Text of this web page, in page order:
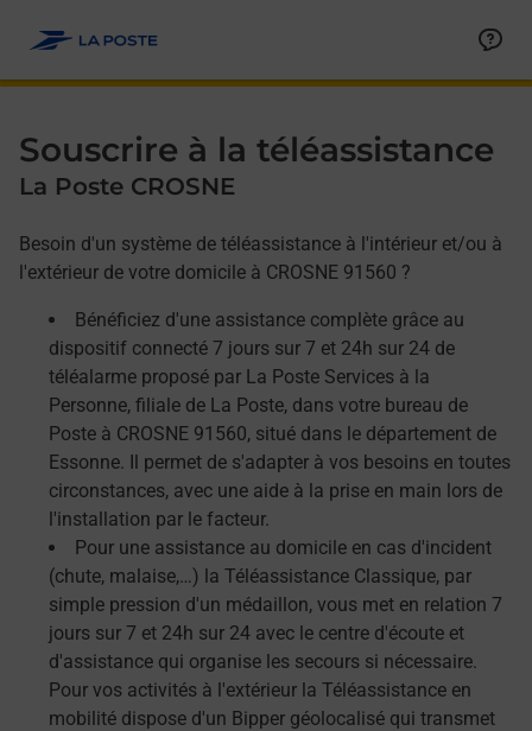
Souscrire à la téléassistance
La Poste CROSNE
Besoin d'un système de téléassistance à l'intérieur et/ou à
l'extérieur de votre domicile à CROSNE 91560 ?
Bénéficiez d'une assistance complète grâce au
dispositif connecté 7 jours sur 7 et 24h sur 24 de
téléalarme proposé par La Poste Services à la
Personne, filiale de La Poste, dans votre bureau de
Poste à CROSNE 91560, situé dans le département de
Essonne. Il permet de s'adapter à vos besoins en toutes
circonstances, avec une aide à la prise en main lors de
l'installation par le facteur.
Pour une assistance au domicile en cas d'incident
(chute, malaise,…) la Téléassistance Classique, par
simple pression d'un médaillon, vous met en relation 7
jours sur 7 et 24h sur 24 avec le centre d'écoute et
d'assistance qui organise les secours si nécessaire.
Pour vos activités à l'extérieur la Téléassistance en
mobilité dispose d'un Bipper géolocalisé qui transmet